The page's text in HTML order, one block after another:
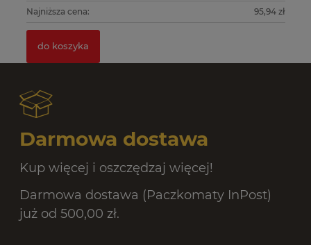
Najniższa cena: 95,94 zł
do koszyka
Darmowa dostawa
Kup więcej i oszczędzaj więcej!
Darmowa dostawa (Paczkomaty InPost)
już od 500,00 zł.